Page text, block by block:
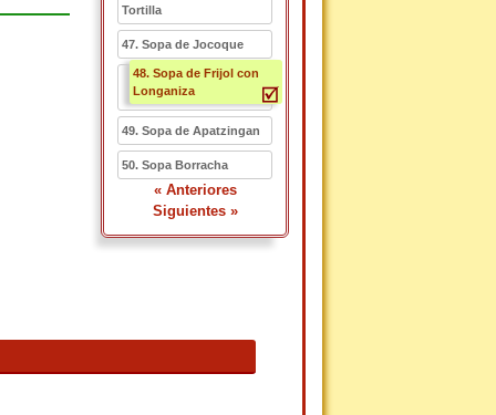
Tortilla
47. Sopa de Jocoque
48. Sopa de Frijol con
Longaniza
49. Sopa de Apatzingan
50. Sopa Borracha
« Anteriores
Siguientes »